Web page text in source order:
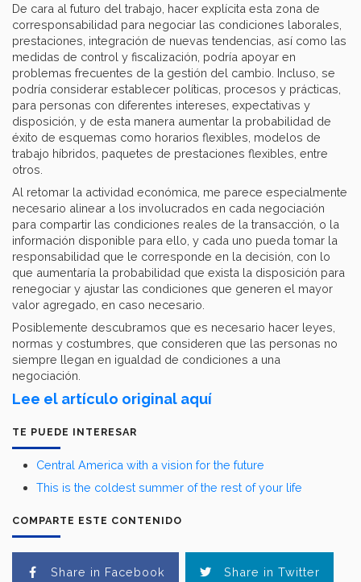
TE PUEDE INTERESAR
Central America with a vision for the future
This is the coldest summer of the rest of your life
COMPARTE ESTE CONTENIDO
Share in Facebook Share in Twitter
De cara al futuro del trabajo, hacer explícita esta zona de
corresponsabilidad para negociar las condiciones laborales,
prestaciones, integración de nuevas tendencias, así como las
medidas de control y fiscalización, podría apoyar en
problemas frecuentes de la gestión del cambio. Incluso, se
podría considerar establecer políticas, procesos y prácticas,
para personas con diferentes intereses, expectativas y
disposición, y de esta manera aumentar la probabilidad de
éxito de esquemas como horarios flexibles, modelos de
trabajo híbridos, paquetes de prestaciones flexibles, entre
otros.
Al retomar la actividad económica, me parece especialmente
necesario alinear a los involucrados en cada negociación
para compartir las condiciones reales de la transacción, o la
información disponible para ello, y cada uno pueda tomar la
responsabilidad que le corresponde en la decisión, con lo
que aumentaría la probabilidad que exista la disposición para
renegociar y ajustar las condiciones que generen el mayor
valor agregado, en caso necesario.
Posiblemente descubramos que es necesario hacer leyes,
normas y costumbres, que consideren que las personas no
siempre llegan en igualdad de condiciones a una
negociación.
Lee el artículo original aquí